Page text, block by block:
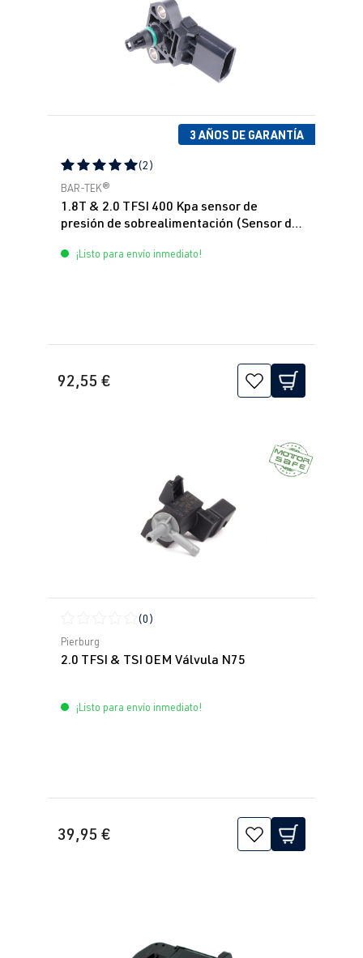
3 AÑOS DE GARANTÍA
Calificación promedio de 5 de 5 estrellas
(2)
BAR-TEK®
1.8T & 2.0 TFSI 400 Kpa sensor de
presión de sobrealimentación (Sensor de
¡Listo para envío inmediato!
92,55 €
Calificación promedio de 0 de 5 estrellas
(0)
Pierburg
2.0 TFSI & TSI OEM Válvula N75
¡Listo para envío inmediato!
39,95 €